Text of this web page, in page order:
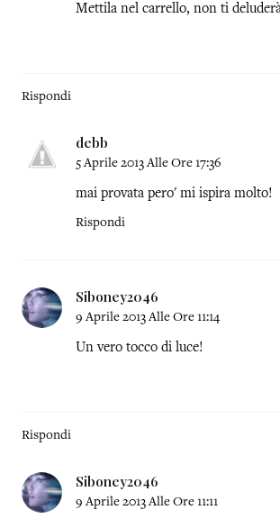
Mettila nel carrello, non ti
Rispondi
debb
5 Aprile 2013 Alle Ore 17:36
mai provata pero' mi ispira molto!
Rispondi
Siboney2046
9 Aprile 2013 Alle Ore 11:14
Un vero tocco di luce!
Rispondi
Siboney2046
9 Aprile 2013 Alle Ore 11:11